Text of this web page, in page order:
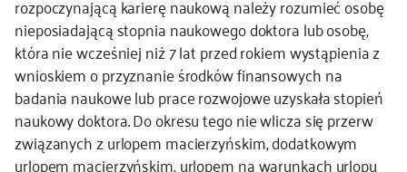
rozpoczynającą karierę naukową należy rozumieć osobę
nieposiadającą stopnia naukowego doktora lub osobę,
która nie wcześniej niż 7 lat przed rokiem wystąpienia z
wnioskiem o przyznanie środków finansowych na
badania naukowe lub prace rozwojowe uzyskała stopień
naukowy doktora. Do okresu tego nie wlicza się przerw
związanych z urlopem macierzyńskim, dodatkowym
urlopem macierzyńskim, urlopem na warunkach urlopu